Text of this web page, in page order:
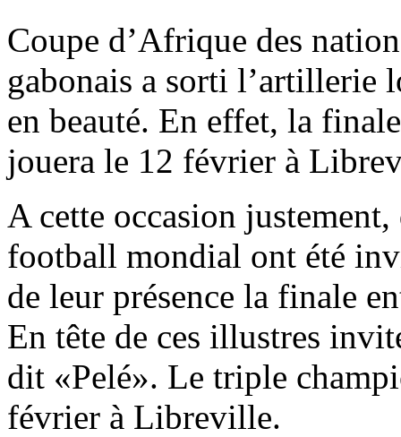
Coupe d’Afrique des
gabonais a sorti l’artillerie
en beauté. En effet, la
jouera le 12 février à
A cette occasion
football mondial ont été
de leur présence la finale
En tête de ces illustres
dit «Pelé». Le triple
février à Libreville.